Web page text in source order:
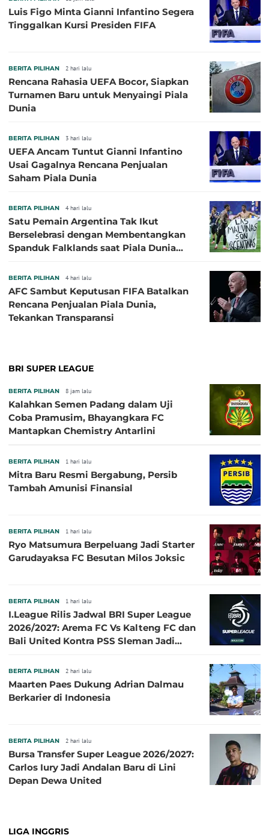
Luis Figo Minta Gianni Infantino Segera
Tinggalkan Kursi Presiden FIFA
BERITA PILIHAN 2 hari lalu
Rencana Rahasia UEFA Bocor, Siapkan
Turnamen Baru untuk Menyaingi Piala
Dunia
BERITA PILIHAN 3 hari lalu
UEFA Ancam Tuntut Gianni Infantino
Usai Gagalnya Rencana Penjualan
Saham Piala Dunia
BERITA PILIHAN 4 hari lalu
Satu Pemain Argentina Tak Ikut
Berselebrasi dengan Membentangkan
Spanduk Falklands saat Piala Dunia
BERITA PILIHAN 4 hari lalu
AFC Sambut Keputusan FIFA Batalkan
Rencana Penjualan Piala Dunia,
Tekankan Transparansi
BRI SUPER LEAGUE
BERITA PILIHAN 8 jam lalu
Kalahkan Semen Padang dalam Uji
Coba Pramusim, Bhayangkara FC
Mantapkan Chemistry Antarlini
BERITA PILIHAN 1 hari lalu
Mitra Baru Resmi Bergabung, Persib
Tambah Amunisi Finansial
BERITA PILIHAN 1 hari lalu
Ryo Matsumura Berpeluang Jadi Starter
Garudayaksa FC Besutan Milos Joksic
BERITA PILIHAN 1 hari lalu
I.League Rilis Jadwal BRI Super League
2026/2027: Arema FC Vs Kalteng FC dan
Bali United Kontra PSS Sleman Jadi
BERITA PILIHAN 2 hari lalu
Maarten Paes Dukung Adrian Dalmau
Berkarier di Indonesia
BERITA PILIHAN 2 hari lalu
Bursa Transfer Super League 2026/2027:
Carlos Iury Jadi Andalan Baru di Lini
Depan Dewa United
LIGA INGGRIS